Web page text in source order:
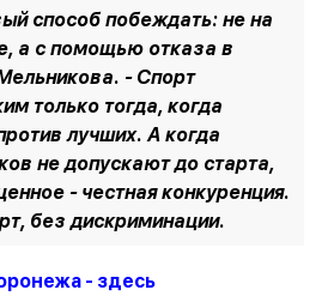
способ побеждать: не на
а с помощью отказа в
- Спорт
только тогда, когда
лучших. А когда
не допускают до старта,
- честная конкуренция.
без дискриминации.
- здесь